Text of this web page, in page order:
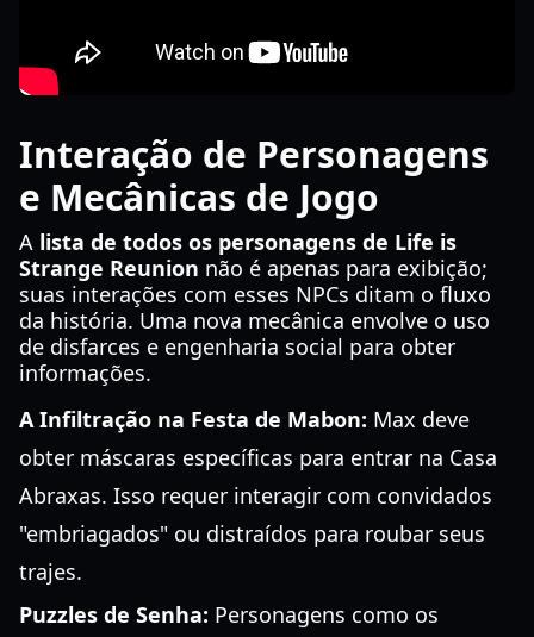
Interação de Personagens
e Mecânicas de Jogo
A lista de todos os personagens de Life is
Strange Reunion não é apenas para exibição;
suas interações com esses NPCs ditam o fluxo
da história. Uma nova mecânica envolve o uso
de disfarces e engenharia social para obter
informações.
A Infiltração na Festa de Mabon: Max deve
obter máscaras específicas para entrar na Casa
Abraxas. Isso requer interagir com convidados
"embriagados" ou distraídos para roubar seus
trajes.
Puzzles de Senha: Personagens como os